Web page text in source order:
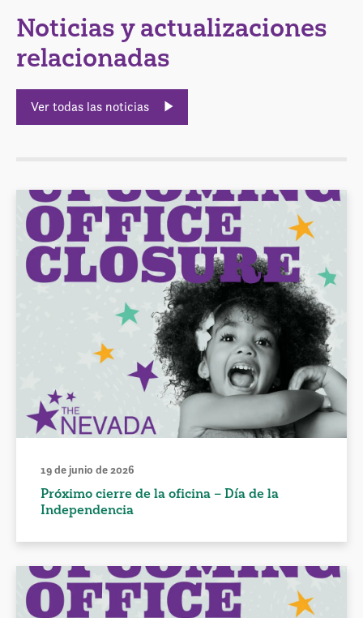
Noticias y actualizaciones
relacionadas
Ver todas las noticias
19 de junio de 2026
Próximo cierre de la oficina – Día de la
Independencia